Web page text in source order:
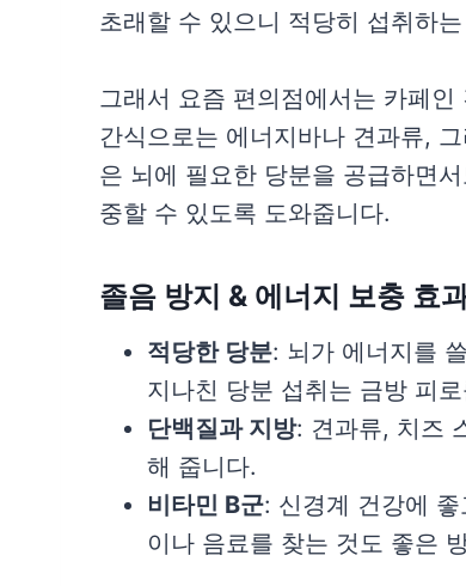
초래할 수 있으니 적당히 섭취하
그래서 요즘 편의점에서는 카페
간식으로는 에너지바나 견과류,
은 뇌에 필요한 당분을 공급하면
중할 수 있도록 도와줍니다.
졸음 방지 & 에너지 보충 효
적당한 당분: 뇌가 에너지를
지나친 당분 섭취는 금방 피
단백질과 지방: 견과류, 치즈
해 줍니다.
비타민 B군: 신경계 건강에
이나 음료를 찾는 것도 좋은